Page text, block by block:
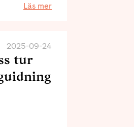
Läs mer
2025-09-24
tur